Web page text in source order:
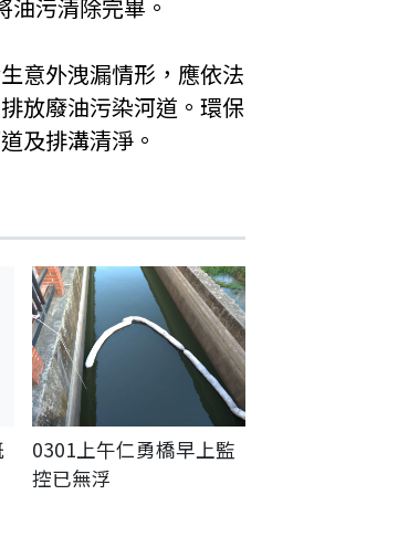
污清除完畢。
意外洩漏情形，應依法
放廢油污染河道。環保
及排溝清淨。
0301上午仁勇橋早上監
控已無浮